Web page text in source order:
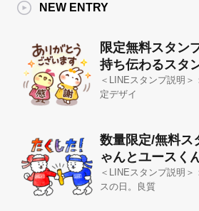
NEW ENTRY
限定無料スタン
持ち伝わるスタ
＜LINEスタンプ説明
定デザイ
数量限定/無料ス
ゃんとユースく
＜LINEスタンプ説明
スの日。良質